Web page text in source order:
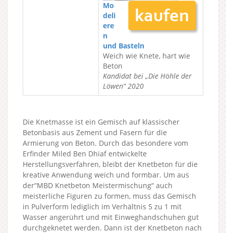
Mo
deli
ere
n
und Basteln
Weich wie Knete, hart wie
Beton
Kandidat bei „Die Höhle der
Löwen“ 2020
Die Knetmasse ist ein Gemisch auf klassischer
Betonbasis aus Zement und Fasern für die
Armierung von Beton. Durch das besondere vom
Erfinder Miled Ben Dhiaf entwickelte
Herstellungsverfahren, bleibt der Knetbeton für die
kreative Anwendung weich und formbar. Um aus
der“MBD Knetbeton Meistermischung“ auch
meisterliche Figuren zu formen, muss das Gemisch
in Pulverform lediglich im Verhältnis 5 zu 1 mit
Wasser angerührt und mit Einweghandschuhen gut
durchgeknetet werden. Dann ist der Knetbeton nach